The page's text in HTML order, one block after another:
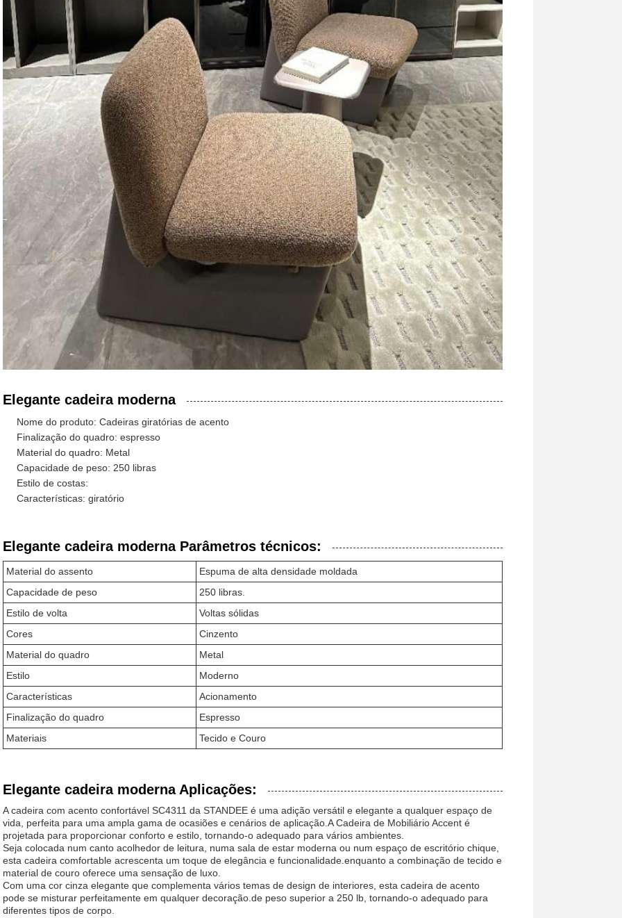
Elegante cadeira moderna
Nome do produto: Cadeiras giratórias de acento
Finalização do quadro: espresso
Material do quadro: Metal
Capacidade de peso: 250 libras
Estilo de costas:
Características: giratório
Elegante cadeira moderna Parâmetros técnicos:
Material do assento
Espuma de alta densidade moldada
Capacidade de peso
250 libras.
Estilo de volta
Voltas sólidas
Cores
Cinzento
Material do quadro
Metal
Estilo
Moderno
Características
Acionamento
Finalização do quadro
Espresso
Materiais
Tecido e Couro
Elegante cadeira moderna Aplicações:
A cadeira com acento confortável SC4311 da STANDEE é uma adição versátil e elegante a qualquer espaço de
vida, perfeita para uma ampla gama de ocasiões e cenários de aplicação.A Cadeira de Mobiliário Accent é
projetada para proporcionar conforto e estilo, tornando-o adequado para vários ambientes.
Seja colocada num canto acolhedor de leitura, numa sala de estar moderna ou num espaço de escritório chique,
esta cadeira comfortable acrescenta um toque de elegância e funcionalidade.enquanto a combinação de tecido e
material de couro oferece uma sensação de luxo.
Com uma cor cinza elegante que complementa vários temas de design de interiores, esta cadeira de acento
pode se misturar perfeitamente em qualquer decoração.de peso superior a 250 lb, tornando-o adequado para
diferentes tipos de corpo.